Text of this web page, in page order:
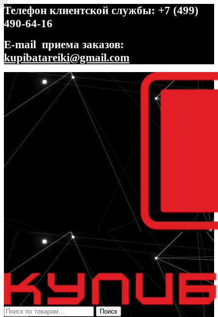
Телефон клиентской службы: +7 (499)
490-64-16
E-mail приема заказов:
kupibatareiki@gmail.com
Перейти
навигации
Перейти
содержимому
Искать:
Поиск